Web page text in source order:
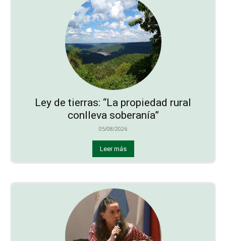
Ley de tierras: “La propiedad rural
conlleva soberanía”
05/08/2026
Leer más